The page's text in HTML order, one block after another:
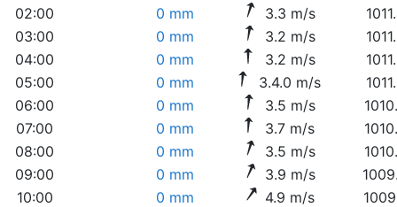
02:00
0 mm 3.3 m/s
03:00
0 mm 3.2 m/s
04:00
0 mm 3.2 m/s
05:00
0 mm 3.4.0 m/s
06:00
0 mm 3.5 m/s
07:00
0 mm 3.7 m/s
08:00
0 mm 3.5 m/s
09:00
0 mm 3.9 m/s
10:00
0 mm 4.9 m/s